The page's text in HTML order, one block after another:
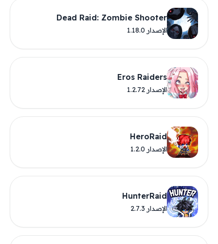
Dead Raid: Zombie Shooter
الإصدار 1.18.0
Eros Raiders
الإصدار 1.2.72
HeroRaid
الإصدار 1.2.0
HunterRaid
الإصدار 2.7.3